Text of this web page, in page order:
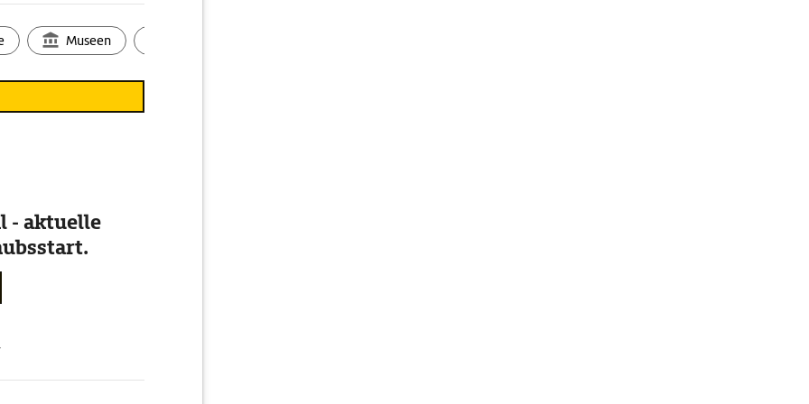
und Methoden
Zugpferden und
Die Baustelle
Museen
- aktuelle